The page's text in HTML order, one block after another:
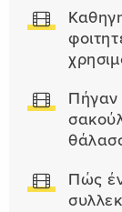
Πήγαν
Πώς